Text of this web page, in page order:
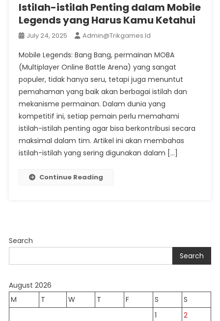
Istilah-istilah Penting dalam Mobile
Legends yang Harus Kamu Ketahui
July 24, 2025 Admin@trikgames.id
Mobile Legends: Bang Bang, permainan MOBA
(Multiplayer Online Battle Arena) yang sangat
populer, tidak hanya seru, tetapi juga menuntut
pemahaman yang baik akan berbagai istilah dan
mekanisme permainan. Dalam dunia yang
kompetitif ini, setiap pemain perlu memahami
istilah-istilah penting agar bisa berkontribusi secara
maksimal dalam tim. Artikel ini akan membahas
istilah-istilah yang sering digunakan dalam […]
Continue Reading
Search
Search
August 2026
M
T W T F S
S
1
2